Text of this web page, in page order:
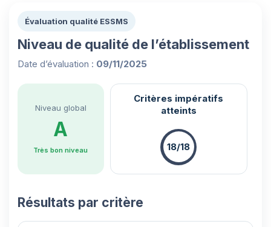
Évaluation qualité ESSMS
Niveau de qualité de l’établissement
Date d’évaluation : 09/11/2025
Niveau global
A
Très bon niveau
Critères impératifs
atteints
18/18
Résultats par critère